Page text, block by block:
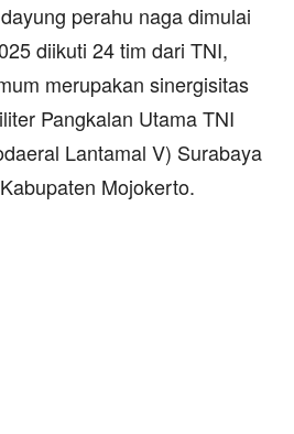
perahu naga dimulai
diikuti 24 tim dari TNI,
merupakan sinergisitas
Pangkalan Utama TNI
Lantamal V) Surabaya
Mojokerto.